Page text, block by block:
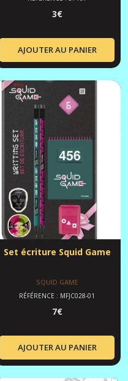
3€
AJOUTER AU PANIER
Set écriture Squid Game
SQUID GAME
RÉFÉRENCE : MFJC028-01
7€
AJOUTER AU PANIER